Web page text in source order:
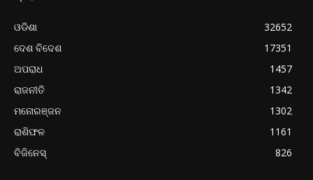
ଓଡିଶା
32652
ଦେଶ ବିଦେଶ
17351
ଅପରାଧ
1457
ରାଜନୀତି
1342
ମନୋରଞ୍ଜନ
1302
ରାଶିଫଳ
1161
ବିଜିନେସ୍
826